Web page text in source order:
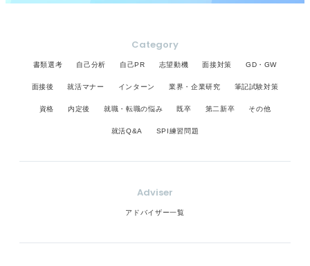
Category
書類選考 自己分析 自己PR 志望動機 面接対策 GD・GW
面接後 就活マナー インターン 業界・企業研究 筆記試験対策
資格 内定後 就職・転職の悩み 既卒 第二新卒 その他
就活Q&A SPI練習問題
Adviser
アドバイザー一覧